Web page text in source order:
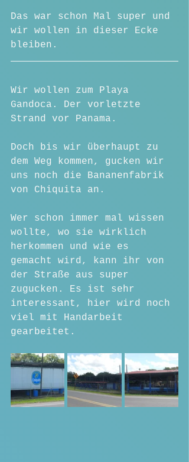
Das war schon Mal super und
wir wollen in dieser Ecke
bleiben.
Wir wollen zum Playa
Gandoca. Der vorletzte
Strand vor Panama.
Doch bis wir überhaupt zu
dem Weg kommen, gucken wir
uns noch die Bananenfabrik
von Chiquita an.
Wer schon immer mal wissen
wollte, wo sie wirklich
herkommen und wie es
gemacht wird, kann ihr von
der Straße aus super
zugucken. Es ist sehr
interessant, hier wird noch
viel mit Handarbeit
gearbeitet.